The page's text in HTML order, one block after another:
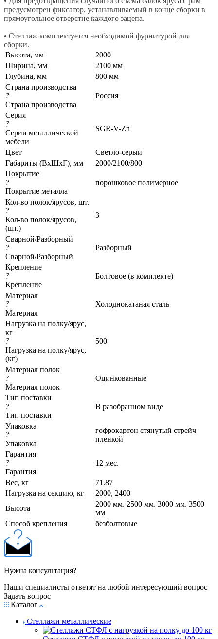
предусмотрен фиксатор, устанавливаемый в конце сборки в
прямоугольное отверстие каждого зацепа.
• Стеллаж комплектуется необходимой фурнитурой для
сборки.
Высота, мм
2000
Ширина, мм
2100 мм
Глубина, мм
800 мм
Страна производства
?
Страна производства
Россия
Серия
?
Серии металлической
мебели
SGR-V-Zn
Цвет
Светло-серый
Габариты (ВхШхГ), мм
2000/2100/800
Покрытие
?
Покрытие металла
порошковое полимерное
Кол-во полок/ярусов, шт.
?
Кол-во полок/ярусов,
(шт.)
3
Сварной/Разборный
?
Сварной/Разборный
Разборный
Крепление
?
Крепление
Болтовое (в комплекте)
Материал
?
Материал
Холоднокатаная сталь
Нагрузка на полку/ярус,
кг
?
Нагрузка на полку/ярус,
(кг)
500
Материал полок
?
Материал полок
Оцинкованные
Тип поставки
?
Тип поставки
В разобранном виде
Упаковка
?
Упаковка
гофрокартон стянутый стрейч
пленкой
Гарантия
?
Гарантия
12 мес.
Вес, кг
71.87
Нагрузка на секцию, кг
2000, 2400
Высота
2000 мм, 2500 мм, 3000 мм, 3500
мм
Cпособ крепления
безболтовые
Нужна консультация?
Наши специалисты ответят на любой интересующий вопрос
Задать вопрос
Каталог
Стеллажи металлические